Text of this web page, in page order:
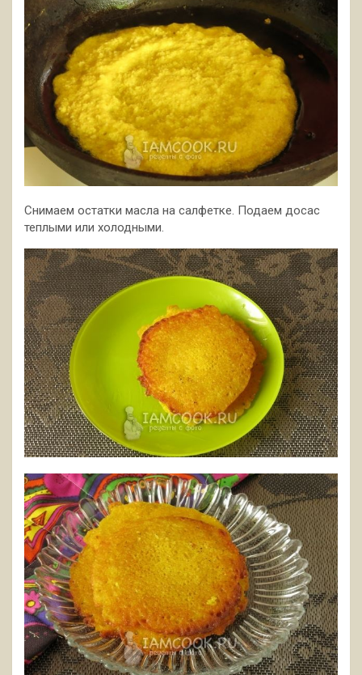
Снимаем остатки масла на салфетке. Подаем досас
теплыми или холодными.